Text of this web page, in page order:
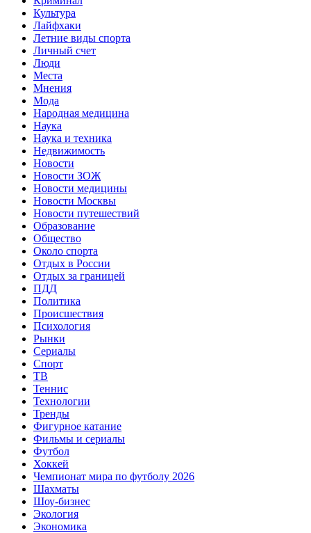
Культура
Лайфхаки
Летние виды спорта
Личный счет
Люди
Места
Мнения
Мода
Народная медицина
Наука
Наука и техника
Недвижимость
Новости
Новости ЗОЖ
Новости медицины
Новости Москвы
Новости путешествий
Образование
Общество
Около спорта
Отдых в России
Отдых за границей
ПДД
Политика
Происшествия
Психология
Рынки
Сериалы
Спорт
ТВ
Теннис
Технологии
Тренды
Фигурное катание
Фильмы и сериалы
Футбол
Хоккей
Чемпионат мира по футболу 2026
Шахматы
Шоу-бизнес
Экология
Экономика